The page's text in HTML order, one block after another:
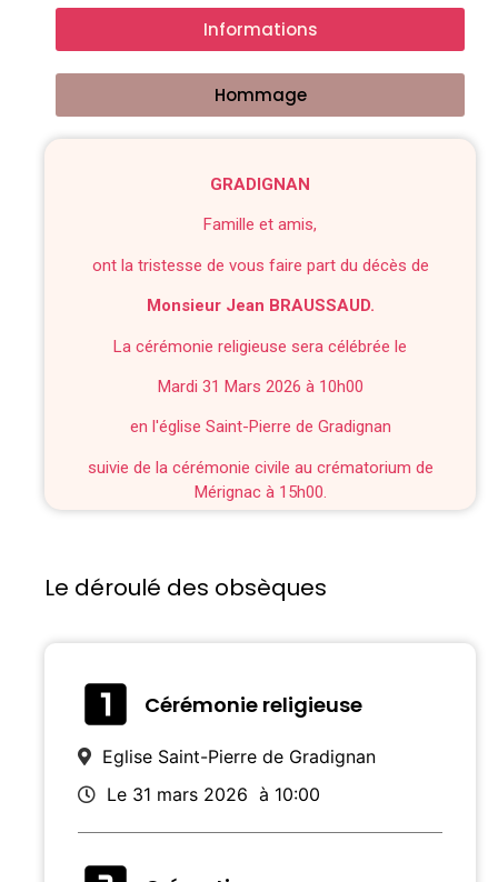
Informations
Hommage
GRADIGNAN
Famille et amis,
ont la tristesse de vous faire part du décès de
Monsieur Jean BRAUSSAUD.
La cérémonie religieuse sera célébrée le
Mardi 31 Mars 2026 à 10h00
en l'église Saint-Pierre de Gradignan
suivie de la cérémonie civile au crématorium de
Mérignac à 15h00.
Le déroulé des obsèques
Cérémonie religieuse
Eglise Saint-Pierre de Gradignan
Le 31 mars 2026 à 10:00